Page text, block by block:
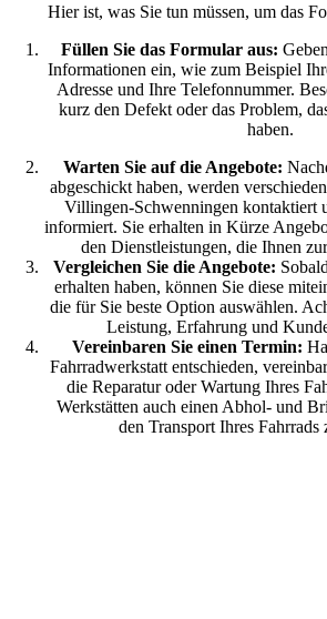
Hier ist, was Sie tun müssen, um das
Füllen Sie das Formular aus:
Informationen ein, wie zum Beispiel
Adresse und Ihre Telefonnummer.
kurz den Defekt oder das Problem,
haben.
Warten Sie auf die Angebote:
abgeschickt haben, werden
Villingen-Schwenningen kontaktiert
informiert. Sie erhalten in Kürze
den Dienstleistungen, die Ihnen
Vergleichen Sie die Angebote:
erhalten haben, können Sie diese
die für Sie beste Option auswählen.
Leistung, Erfahrung und
Vereinbaren Sie einen Termin:
Fahrradwerkstatt entschieden,
die Reparatur oder Wartung Ihres
Werkstätten auch einen Abhol- und
den Transport Ihres Fahrrads